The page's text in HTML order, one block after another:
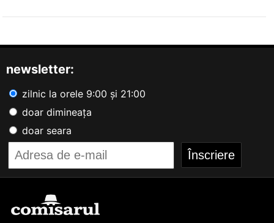
newsletter:
zilnic la orele 9:00 și 21:00
doar dimineața
doar seara